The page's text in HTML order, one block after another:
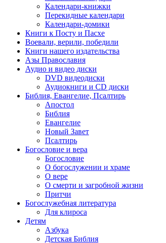
Календари-книжки
Перекидные календари
Календари-домики
Книги к Посту и Пасхе
Воевали, верили, победили
Книги нашего издательства
Азы Православия
Аудио и видео диски
DVD видеодиски
Аудиокниги и CD диски
Библия, Евангелие, Псалтирь
Апостол
Библия
Евангелие
Новый Завет
Псалтирь
Богословие и вера
Богословие
О богослужении и храме
О вере
О смерти и загробной жизни
Притчи
Богослужебная литература
Для клироса
Детям
Азбука
Детская Библия